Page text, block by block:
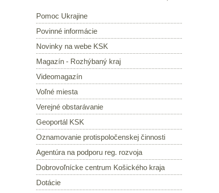
Pomoc Ukrajine
Povinné informácie
Novinky na webe KSK
Magazín - Rozhýbaný kraj
Videomagazín
Voľné miesta
Verejné obstarávanie
Geoportál KSK
Oznamovanie protispoločenskej činnosti
Agentúra na podporu reg. rozvoja
Dobrovoľnícke centrum Košického kraja
Dotácie